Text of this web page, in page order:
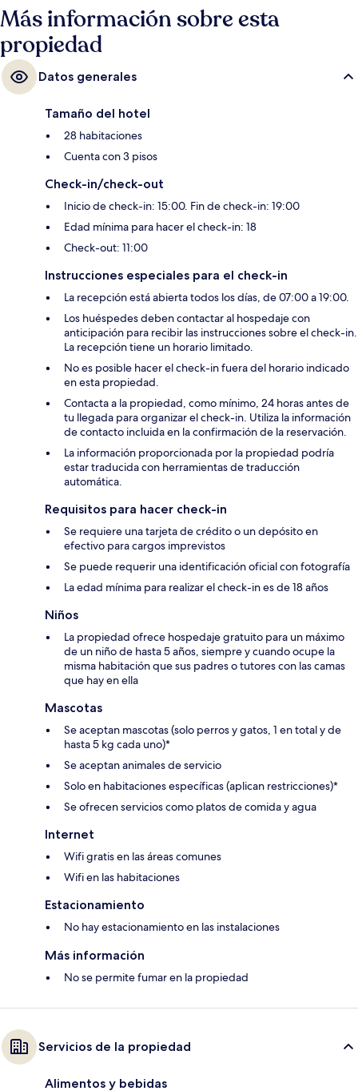
Más información sobre esta
propiedad
Datos generales
Tamaño del hotel
28 habitaciones
Cuenta con 3 pisos
Check-in/check-out
Inicio de check-in: 15:00. Fin de check-in: 19:00
Edad mínima para hacer el check-in: 18
Check-out: 11:00
Instrucciones especiales para el check-in
La recepción está abierta todos los días, de 07:00 a 19:00.
Los huéspedes deben contactar al hospedaje con
anticipación para recibir las instrucciones sobre el check-in.
La recepción tiene un horario limitado.
No es posible hacer el check-in fuera del horario indicado
en esta propiedad.
Contacta a la propiedad, como mínimo, 24 horas antes de
tu llegada para organizar el check-in. Utiliza la información
de contacto incluida en la confirmación de la reservación.
La información proporcionada por la propiedad podría
estar traducida con herramientas de traducción
automática.
Requisitos para hacer check-in
Se requiere una tarjeta de crédito o un depósito en
efectivo para cargos imprevistos
Se puede requerir una identificación oficial con fotografía
La edad mínima para realizar el check-in es de 18 años
Niños
La propiedad ofrece hospedaje gratuito para un máximo
de un niño de hasta 5 años, siempre y cuando ocupe la
misma habitación que sus padres o tutores con las camas
que hay en ella
Mascotas
Se aceptan mascotas (solo perros y gatos, 1 en total y de
hasta 5 kg cada uno)*
Se aceptan animales de servicio
Solo en habitaciones específicas (aplican restricciones)*
Se ofrecen servicios como platos de comida y agua
Internet
Wifi gratis en las áreas comunes
Wifi en las habitaciones
Estacionamiento
No hay estacionamiento en las instalaciones
Más información
No se permite fumar en la propiedad
Servicios de la propiedad
Alimentos y bebidas